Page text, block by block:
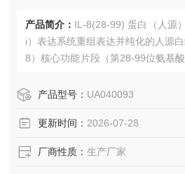
产品简介： IL-8(28-99) 蛋白（人源
i）表达系统重组表达并纯化的人源
8）核心功能片段（第28-99位氨基
化、活化以及血管生成中起关键作用
产品型号： UA040093
更新时间： 2026-07-28
厂商性质： 生产厂家